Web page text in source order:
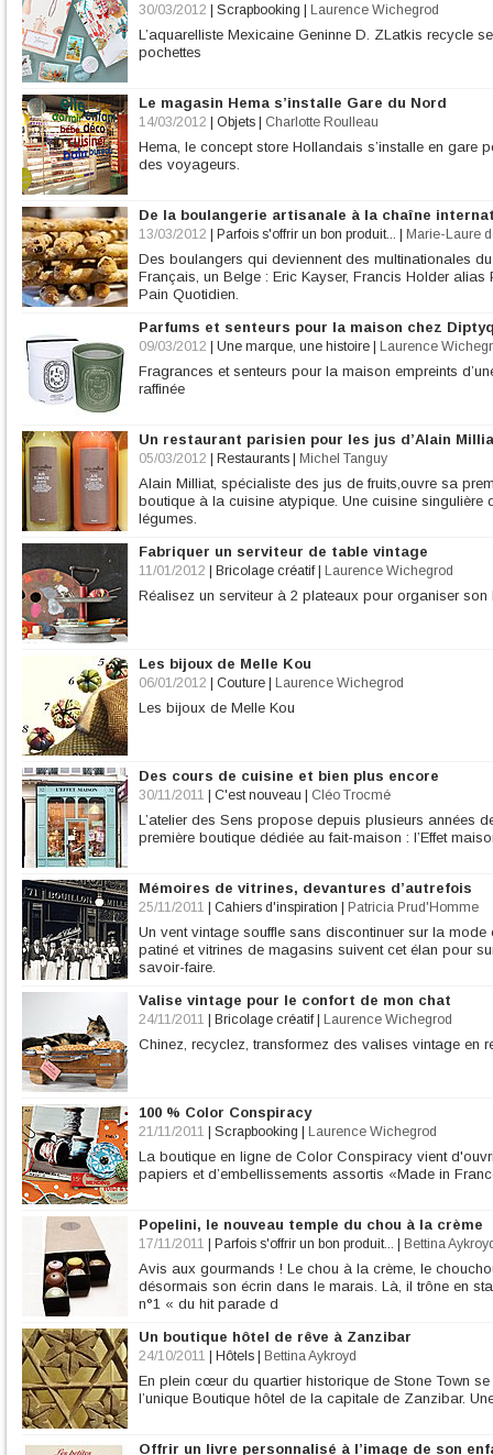
30/03/2012 Scrapbooking Laurence Wichegrod
L’aquarelliste Mexicaine Geninne D. ZLatkis recycle
pochettes
Le magasin Hema s’installe Gare du Nord
14/03/2012 Objets Charlotte Roulleau
Hema, le concept store Hollandais s’installe en gare
des voyageurs.
De la boulangerie artisanale à la chaîne
13/03/2012 Parfois s'offrir un bon produit... Marie-Laure
Des boulangers qui deviennent des multinationales
Français, un Belge : Eric Kayser, Francis Holder alias
Pain Quotidien.
Parfums et senteurs pour la maison chez
09/03/2012 Une marque, une histoire Laurence
Fragrances et senteurs pour la maison empreints
raffinée
Un restaurant parisien pour les jus d’Alain
05/03/2012 Restaurants Michel Tanguy
Alain Milliat, spécialiste des jus de fruits,ouvre sa
boutique à la cuisine atypique. Une cuisine singulière
légumes.
Fabriquer un serviteur de table vintage
11/01/2012 Bricolage créatif| Laurence Wichegrod
Réalisez un serviteur à 2 plateaux pour organiser son
Les bijoux de Melle Kou
06/01/2012 Couture Laurence Wichegrod
Les bijoux de Melle Kou
Des cours de cuisine et bien plus encore
30/11/2011 C'est nouveau Cléo Trocmé
L’atelier des Sens propose depuis plusieurs années
première boutique dédiée au fait-maison : l’Effet
Mémoires de vitrines, devantures d’autrefois
25/11/2011 Cahiers d'inspiration Patricia Prud'Homme
Un vent vintage souffle sans discontinuer sur la
patiné et vitrines de magasins suivent cet élan pour
savoir-faire.
Valise vintage pour le confort de mon chat
24/11/2011 Bricolage créatif| Laurence Wichegrod
Chinez, recyclez, transformez des valises vintage en
100 % Color Conspiracy
21/11/2011 Scrapbooking Laurence Wichegrod
La boutique en ligne de Color Conspiracy vient
papiers et d’embellissements assortis «Made in
Popelini, le nouveau temple du chou à la crème
17/11/2011 Parfois s'offrir un bon produit... Bettina
Avis aux gourmands ! Le chou à la crème, le
désormais son écrin dans le marais. Là, il trône en
n°1 « du hit parade d
Un boutique hôtel de rêve à Zanzibar
24/10/2011 Hôtels Bettina Aykroyd
En plein cœur du quartier historique de Stone Town
l’unique Boutique hôtel de la capitale de Zanzibar.
Offrir un livre personnalisé à l’image de son